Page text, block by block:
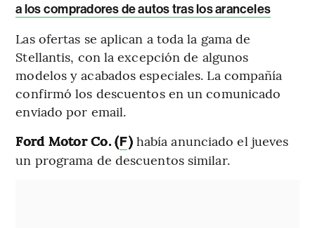
a los compradores de autos tras los aranceles
Las ofertas se aplican a toda la gama de
Stellantis, con la excepción de algunos
modelos y acabados especiales. La compañía
confirmó los descuentos en un comunicado
enviado por email.
Ford Motor Co. (F)había anunciado el jueves
un programa de descuentos similar.